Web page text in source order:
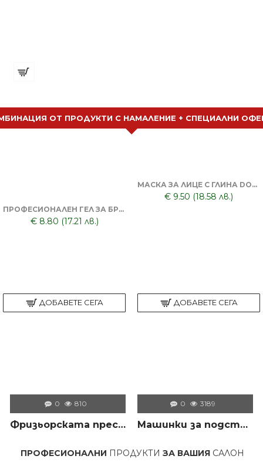
ОТ ПРОДУКТИ С НАМАЛЕНИЕ + СПЕЦИАЛНИ
ПРОФЕСИОНАЛЕН ГЕЛ ЗА БРЪСНЕНЕ 1000 ML + БРЪСНАЧ ЗА ЕДНОКРАТНИ НОЖЧЕТА + БРЪСНАРСКИ НОЖЧЕТА ASTRA - 5БР
€ 8.80 (17.21 лв.)
ДОБАВЕТЕ СЕГА
МАСКА ЗА ЛИЦЕ С ГЛИНА DORSH + ПОЧИСТВАЩА ЧЕРНА МАСКА ЗА ЛИЦЕ DORSH
€ 9.50 (18.58 лв.)
ДОБАВЕТЕ СЕГА
0 810
Фризьорската престилка – незаменимият помощник на всеки професионалист в салона
0 3189
Машинки за подстригване – всичко, което трябва да знаем преди да изберем правилния модел
ПРОДУКТИЗА ВАШИЯСАЛОН ХИЛЯДИ